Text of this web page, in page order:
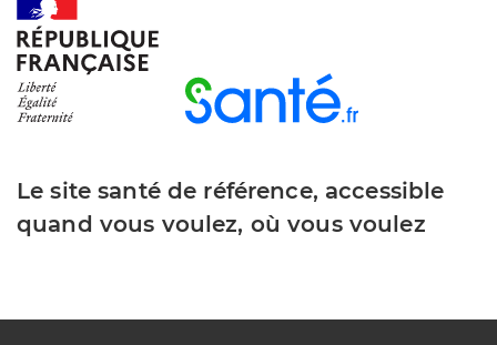
Le site santé de référence, accessible
quand vous voulez, où vous voulez